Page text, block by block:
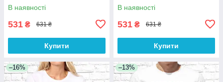
В наявності
531 ₴ 631 ₴
Купити
В наявності
531 ₴ 631 ₴
Купити
–16% –13%